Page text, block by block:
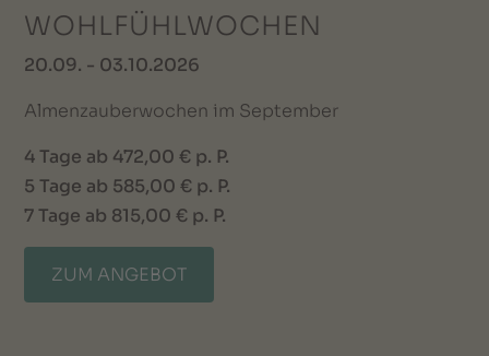
WOHLFÜHLWOCHEN
20.09. - 03.10.2026
Almenzauberwochen im September
4 Tage ab 472,00 € p. P.
5 Tage ab 585,00 € p. P.
7 Tage ab 815,00 € p. P.
ZUM ANGEBOT